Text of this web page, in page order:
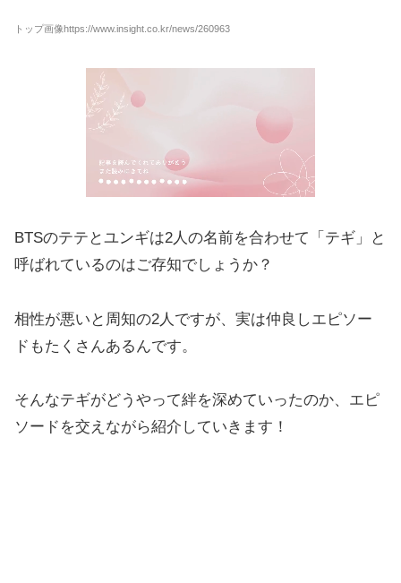
トップ画像https://www.insight.co.kr/news/260963
BTSのテテとユンギは2人の名前を合わせて「テギ」と
呼ばれているのはご存知でしょうか？
相性が悪いと周知の2人ですが、実は仲良しエピソー
ドもたくさんあるんです。
そんなテギがどうやって絆を深めていったのか、エピ
ソードを交えながら紹介していきます！